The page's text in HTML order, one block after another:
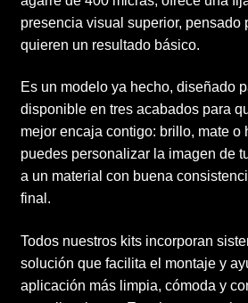
presencia visual superior, pensado
quieren un resultado básico.
Es un modelo ya hecho, diseñado
disponible en tres acabados para
mejor encaja contigo: brillo, mate o
puedes personalizar la imagen de
a un material con buena
final.
Todos nuestros kits incorporan
solución que facilita el montaje y
aplicación más limpia, cómoda y